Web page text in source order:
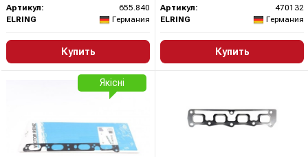
Артикул:
655.840
ELRING
Германия
Купить
Артикул:
470132
ELRING
Германия
Купить
Якісні